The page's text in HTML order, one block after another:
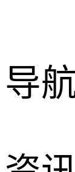
导